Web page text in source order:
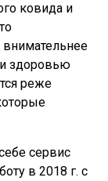
ковида и
здоровью
реже
сервис
в 2018 г. с